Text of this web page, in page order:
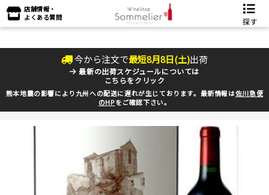
店舗情報・
よくある質問
探す
今から注文で最短8月8日(土)出荷
最新の出荷スケジュールについては
こちらをクリック
熊本地震の影響により九州への配送に遅れが生じております。最新情報は佐川急便
のHPをご確認下さい。